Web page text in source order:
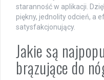
staranność w aplikacji.
piękny, jednolity odcień, a
satysfakcjonujący.
Jakie są
brązujące do